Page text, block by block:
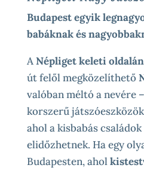
Budapest egyik
babáknak és
ANépliget keleti oldalán
út felől megközelíthető
valóban méltó a nevére
korszerű
ahol a kisbabás
elidőzhetnek. Ha egy
Budapesten, ahol